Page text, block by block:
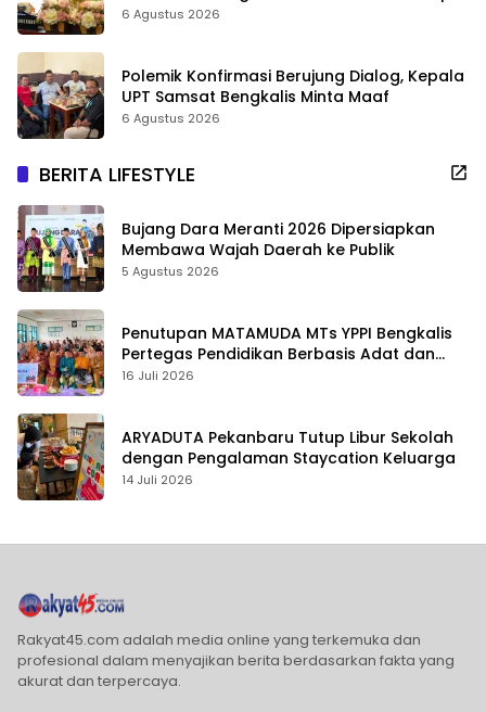
6 Agustus 2026
Polemik Konfirmasi Berujung Dialog, Kepala
UPT Samsat Bengkalis Minta Maaf
6 Agustus 2026
BERITA LIFESTYLE
Bujang Dara Meranti 2026 Dipersiapkan
Membawa Wajah Daerah ke Publik
5 Agustus 2026
Penutupan MATAMUDA MTs YPPI Bengkalis
Pertegas Pendidikan Berbasis Adat dan
Karakter
16 Juli 2026
ARYADUTA Pekanbaru Tutup Libur Sekolah
dengan Pengalaman Staycation Keluarga
14 Juli 2026
Rakyat45.com adalah media online yang terkemuka dan
profesional dalam menyajikan berita berdasarkan fakta yang
akurat dan terpercaya.